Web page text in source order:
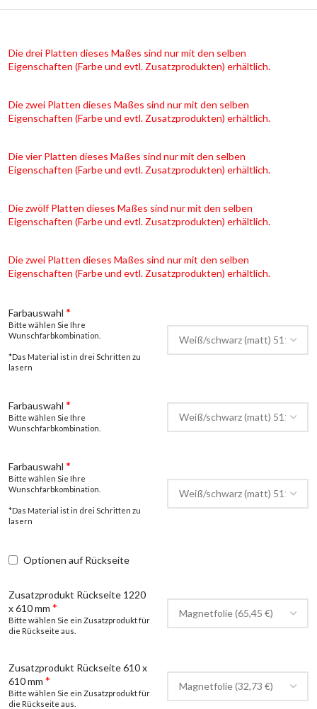
Die drei Platten dieses Maßes sind nur mit den selben
Eigenschaften (Farbe und evtl. Zusatzprodukten) erhältlich.
Die zwei Platten dieses Maßes sind nur mit den selben
Eigenschaften (Farbe und evtl. Zusatzprodukten) erhältlich.
Die vier Platten dieses Maßes sind nur mit den selben
Eigenschaften (Farbe und evtl. Zusatzprodukten) erhältlich.
Die zwölf Platten dieses Maßes sind nur mit den selben
Eigenschaften (Farbe und evtl. Zusatzprodukten) erhältlich.
Die zwei Platten dieses Maßes sind nur mit den selben
Eigenschaften (Farbe und evtl. Zusatzprodukten) erhältlich.
Farbauswahl *
Bitte wählen Sie Ihre
Wunschfarbkombination.
*Das Material ist in drei Schritten zu
lasern
Farbauswahl *
Bitte wählen Sie Ihre
Wunschfarbkombination.
Farbauswahl *
Bitte wählen Sie Ihre
Wunschfarbkombination.
*Das Material ist in drei Schritten zu
lasern
Optionen auf Rückseite
Zusatzprodukt Rückseite 1220
x 610 mm *
Bitte wählen Sie ein Zusatzprodukt für
die Rückseite aus.
Zusatzprodukt Rückseite 610 x
610 mm *
Bitte wählen Sie ein Zusatzprodukt für
die Rückseite aus.